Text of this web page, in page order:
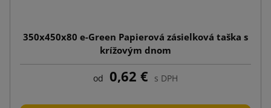
350x450x80 e-Green Papierová zásielková taška s
krížovým dnom
od 0,62 € s DPH